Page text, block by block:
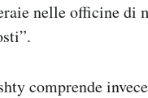
nelle officine di
comprende